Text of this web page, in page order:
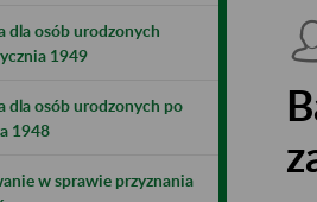
dla osób urodzonych
1949
dla osób urodzonych po
1948
w sprawie przyznania